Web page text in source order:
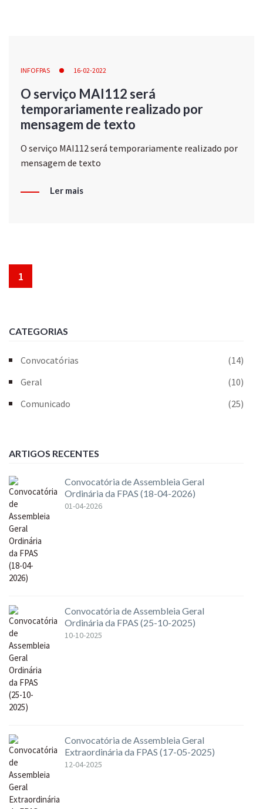
INFOFPAS 16-02-2022
O serviço MAI112 será
temporariamente realizado por
mensagem de texto
O serviço MAI112 será temporariamente realizado por
mensagem de texto
Ler mais
1
CATEGORIAS
Convocatórias
(14)
Geral
(10)
Comunicado
(25)
ARTIGOS RECENTES
Convocatória de Assembleia Geral
Ordinária da FPAS (18-04-2026)
01-04-2026
Convocatória de Assembleia Geral
Ordinária da FPAS (25-10-2025)
10-10-2025
Convocatória de Assembleia Geral
Extraordinária da FPAS (17-05-2025)
12-04-2025